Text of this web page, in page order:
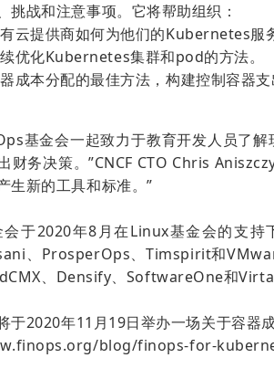
挑战和注意事项。它将帮助组织：
云提供商如何为他们的Kubernetes服
优化Kubernetes集群和pod的方法。
成本分配的最佳方法，构建控制容器
基金会一起致力于教育开发人员了
财务决策。”CNCF CTO Chris
生新的工具和标准。”
会于2020年8月在Linux基金会的支
、ProsperOps、Timspirit和
、Densify、SoftwareOne和
于2020年11月19日举办一场关于容器
blog/finops-for-